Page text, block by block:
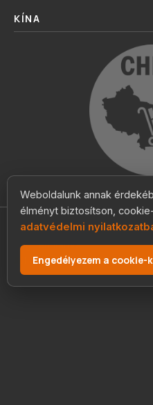
KÍNA
Planimport Szolgáltató és
Jog Fenntartva.
Adatvédelmi nyilatkozat|
Weboldalunk annak
élményt biztosítson,
adatvédelmi
Engedélyezem a cookie-